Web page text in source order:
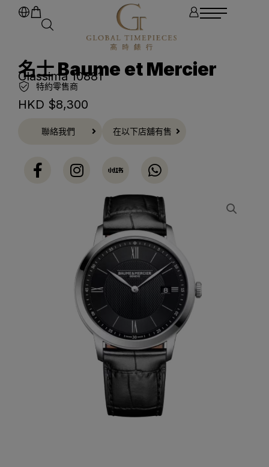
名士 Baume et Mercier
Classima 10881
特約零售商
HKD $8,300
聯絡我們 在以下店舖有售